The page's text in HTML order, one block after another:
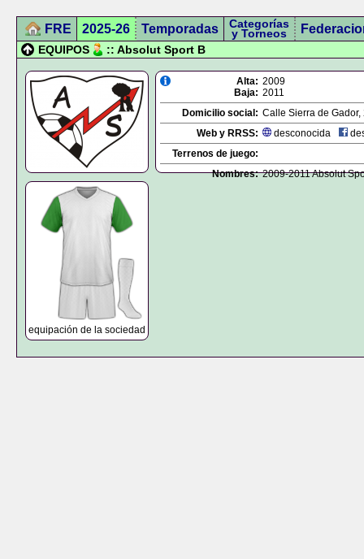
FRE 2025-26 Temporadas Categorías
y Torneos
EQUIPOS :: Absolut Sport B
equipación de la sociedad
Alta: 2009
Baja: 2011
Domicilio social: Calle Sierra de Gador,
Web y RRSS:
desconocida
Terrenos de juego:
Nombres: 2009-2011 Absolut